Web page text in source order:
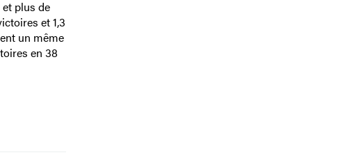
plus de
et 1,3
un même
en 38